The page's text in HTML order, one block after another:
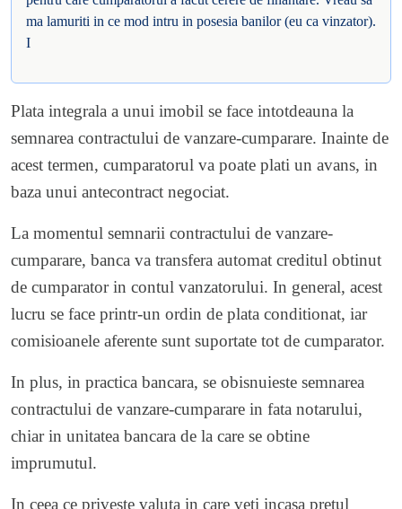
ma lamuriti in ce mod intru in posesia banilor (eu ca vinzator).
I
Plata integrala a unui imobil se face intotdeauna la
semnarea contractului de vanzare-cumparare. Inainte de
acest termen, cumparatorul va poate plati un avans, in
baza unui antecontract negociat.
La momentul semnarii contractului de vanzare-
cumparare, banca va transfera automat creditul obtinut
de cumparator in contul vanzatorului. In general, acest
lucru se face printr-un ordin de plata conditionat, iar
comisioanele aferente sunt suportate tot de cumparator.
In plus, in practica bancara, se obisnuieste semnarea
contractului de vanzare-cumparare in fata notarului,
chiar in unitatea bancara de la care se obtine
imprumutul.
In ceea ce priveste valuta in care veti incasa pretul